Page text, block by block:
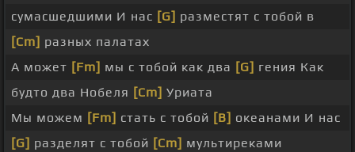
сумасшедшими И нас [G] разместят с тобой в
[Cm] разных палатах
А может [Fm] мы с тобой как два [G] гения Как
будто два Нобеля [Cm] Уриата
Мы можем [Fm] стать с тобой [B] океанами И нас
[G] разделят с тобой [Cm] мультиреками